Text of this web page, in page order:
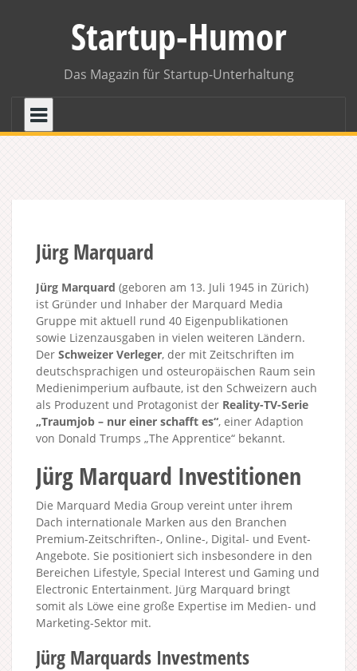
Startup-Humor
Das Magazin für Startup-Unterhaltung
Jürg Marquard
Jürg Marquard (geboren am 13. Juli 1945 in Zürich)
ist Gründer und Inhaber der Marquard Media
Gruppe mit aktuell rund 40 Eigenpublikationen
sowie Lizenzausgaben in vielen weiteren Ländern.
Der Schweizer Verleger, der mit Zeitschriften im
deutschsprachigen und osteuropäischen Raum sein
Medienimperium aufbaute, ist den Schweizern auch
als Produzent und Protagonist der Reality-TV-Serie
„Traumjob – nur einer schafft es“, einer Adaption
von Donald Trumps „The Apprentice“ bekannt.
Jürg Marquard Investitionen
Die Marquard Media Group vereint unter ihrem
Dach internationale Marken aus den Branchen
Premium-Zeitschriften-, Online-, Digital- und Event-
Angebote. Sie positioniert sich insbesondere in den
Bereichen Lifestyle, Special Interest und Gaming und
Electronic Entertainment. Jürg Marquard bringt
somit als Löwe eine große Expertise im Medien- und
Marketing-Sektor mit.
Jürg Marquards Investments